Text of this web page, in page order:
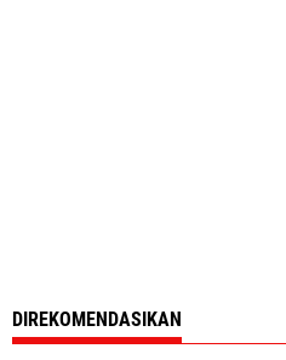
DIREKOMENDASIKAN